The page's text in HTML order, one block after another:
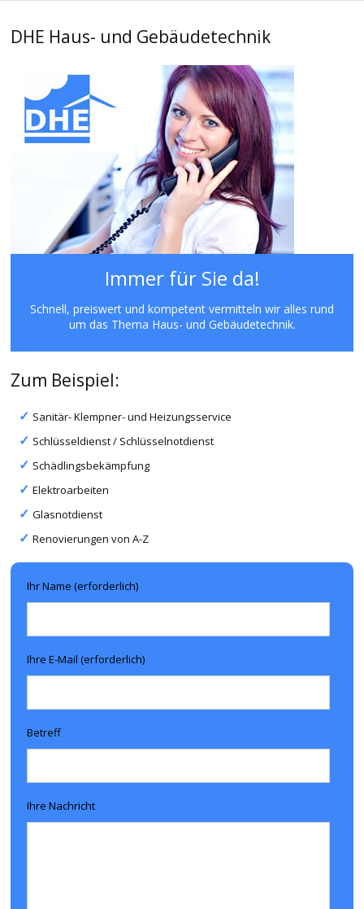
DHE Haus- und Gebäudetechnik
Immer für Sie da!
Schnell, preiswert und kompetent vermitteln wir alles rund
um das Thema Haus- und Gebäudetechnik.
Zum Beispiel:
Sanitär- Klempner- und Heizungsservice
Schlüsseldienst / Schlüsselnotdienst
Schädlingsbekämpfung
Elektroarbeiten
Glasnotdienst
Renovierungen von A-Z
Ihr Name (erforderlich)
Ihre E-Mail (erforderlich)
Betreff
Ihre Nachricht